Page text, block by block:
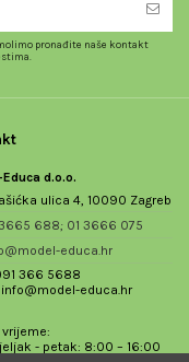
pronađite naše kontakt
d.o.o.
ulica 4, 10090 Zagreb
688; 01 3666 075
educa.hr
366 5688
info@model-educa.hr
vrijeme:
- petak: 8:00 – 16:00